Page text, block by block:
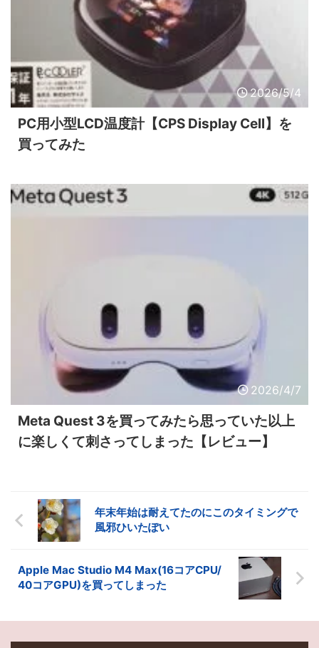
2026/5/4
PC用小型LCD温度計【CPS Display Cell】を
買ってみた
2026/4/7
Meta Quest 3を買ってみたら思っていた以上
に楽しくて刺さってしまった【レビュー】
年末年始は耐えてたのにこのタイミングで
風邪ひいたぽい
Apple Mac Studio M4 Max(16コアCPU/
40コアGPU)を買ってしまった